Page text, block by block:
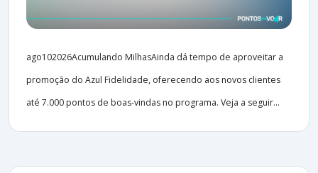
ago102026Acumulando MilhasAinda dá tempo de aproveitar a
promoção do Azul Fidelidade, oferecendo aos novos clientes
até 7.000 pontos de boas-vindas no programa. Veja a seguir...